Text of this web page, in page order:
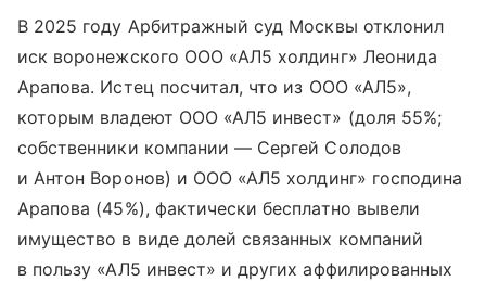
В 2025 году Арбитражный суд Москвы отклонил
иск воронежского ООО «АЛ5 холдинг» Леонида
Арапова. Истец посчитал, что из ООО «АЛ5»,
которым владеют ООО «АЛ5 инвест» (доля 55%;
собственники компании — Сергей Солодов
и Антон Воронов) и ООО «АЛ5 холдинг» господина
Арапова (45%), фактически бесплатно вывели
имущество в виде долей связанных компаний
в пользу «АЛ5 инвест» и других аффилированных